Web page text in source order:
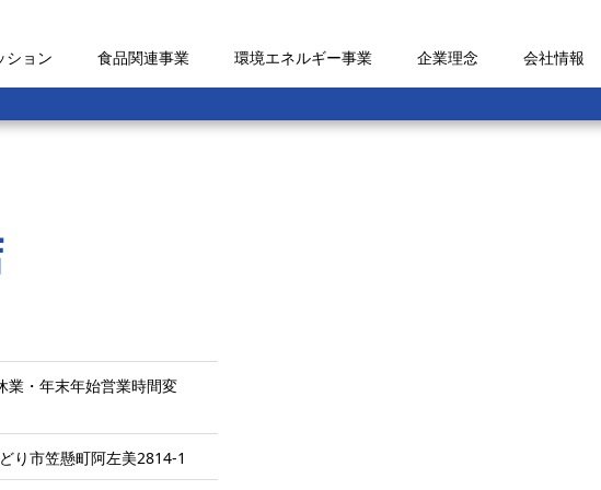
ション 食品関連事業 環境エネルギー事業 企業理念 会社情報
業・年末年始営業時間変
市笠懸町阿左美2814-1